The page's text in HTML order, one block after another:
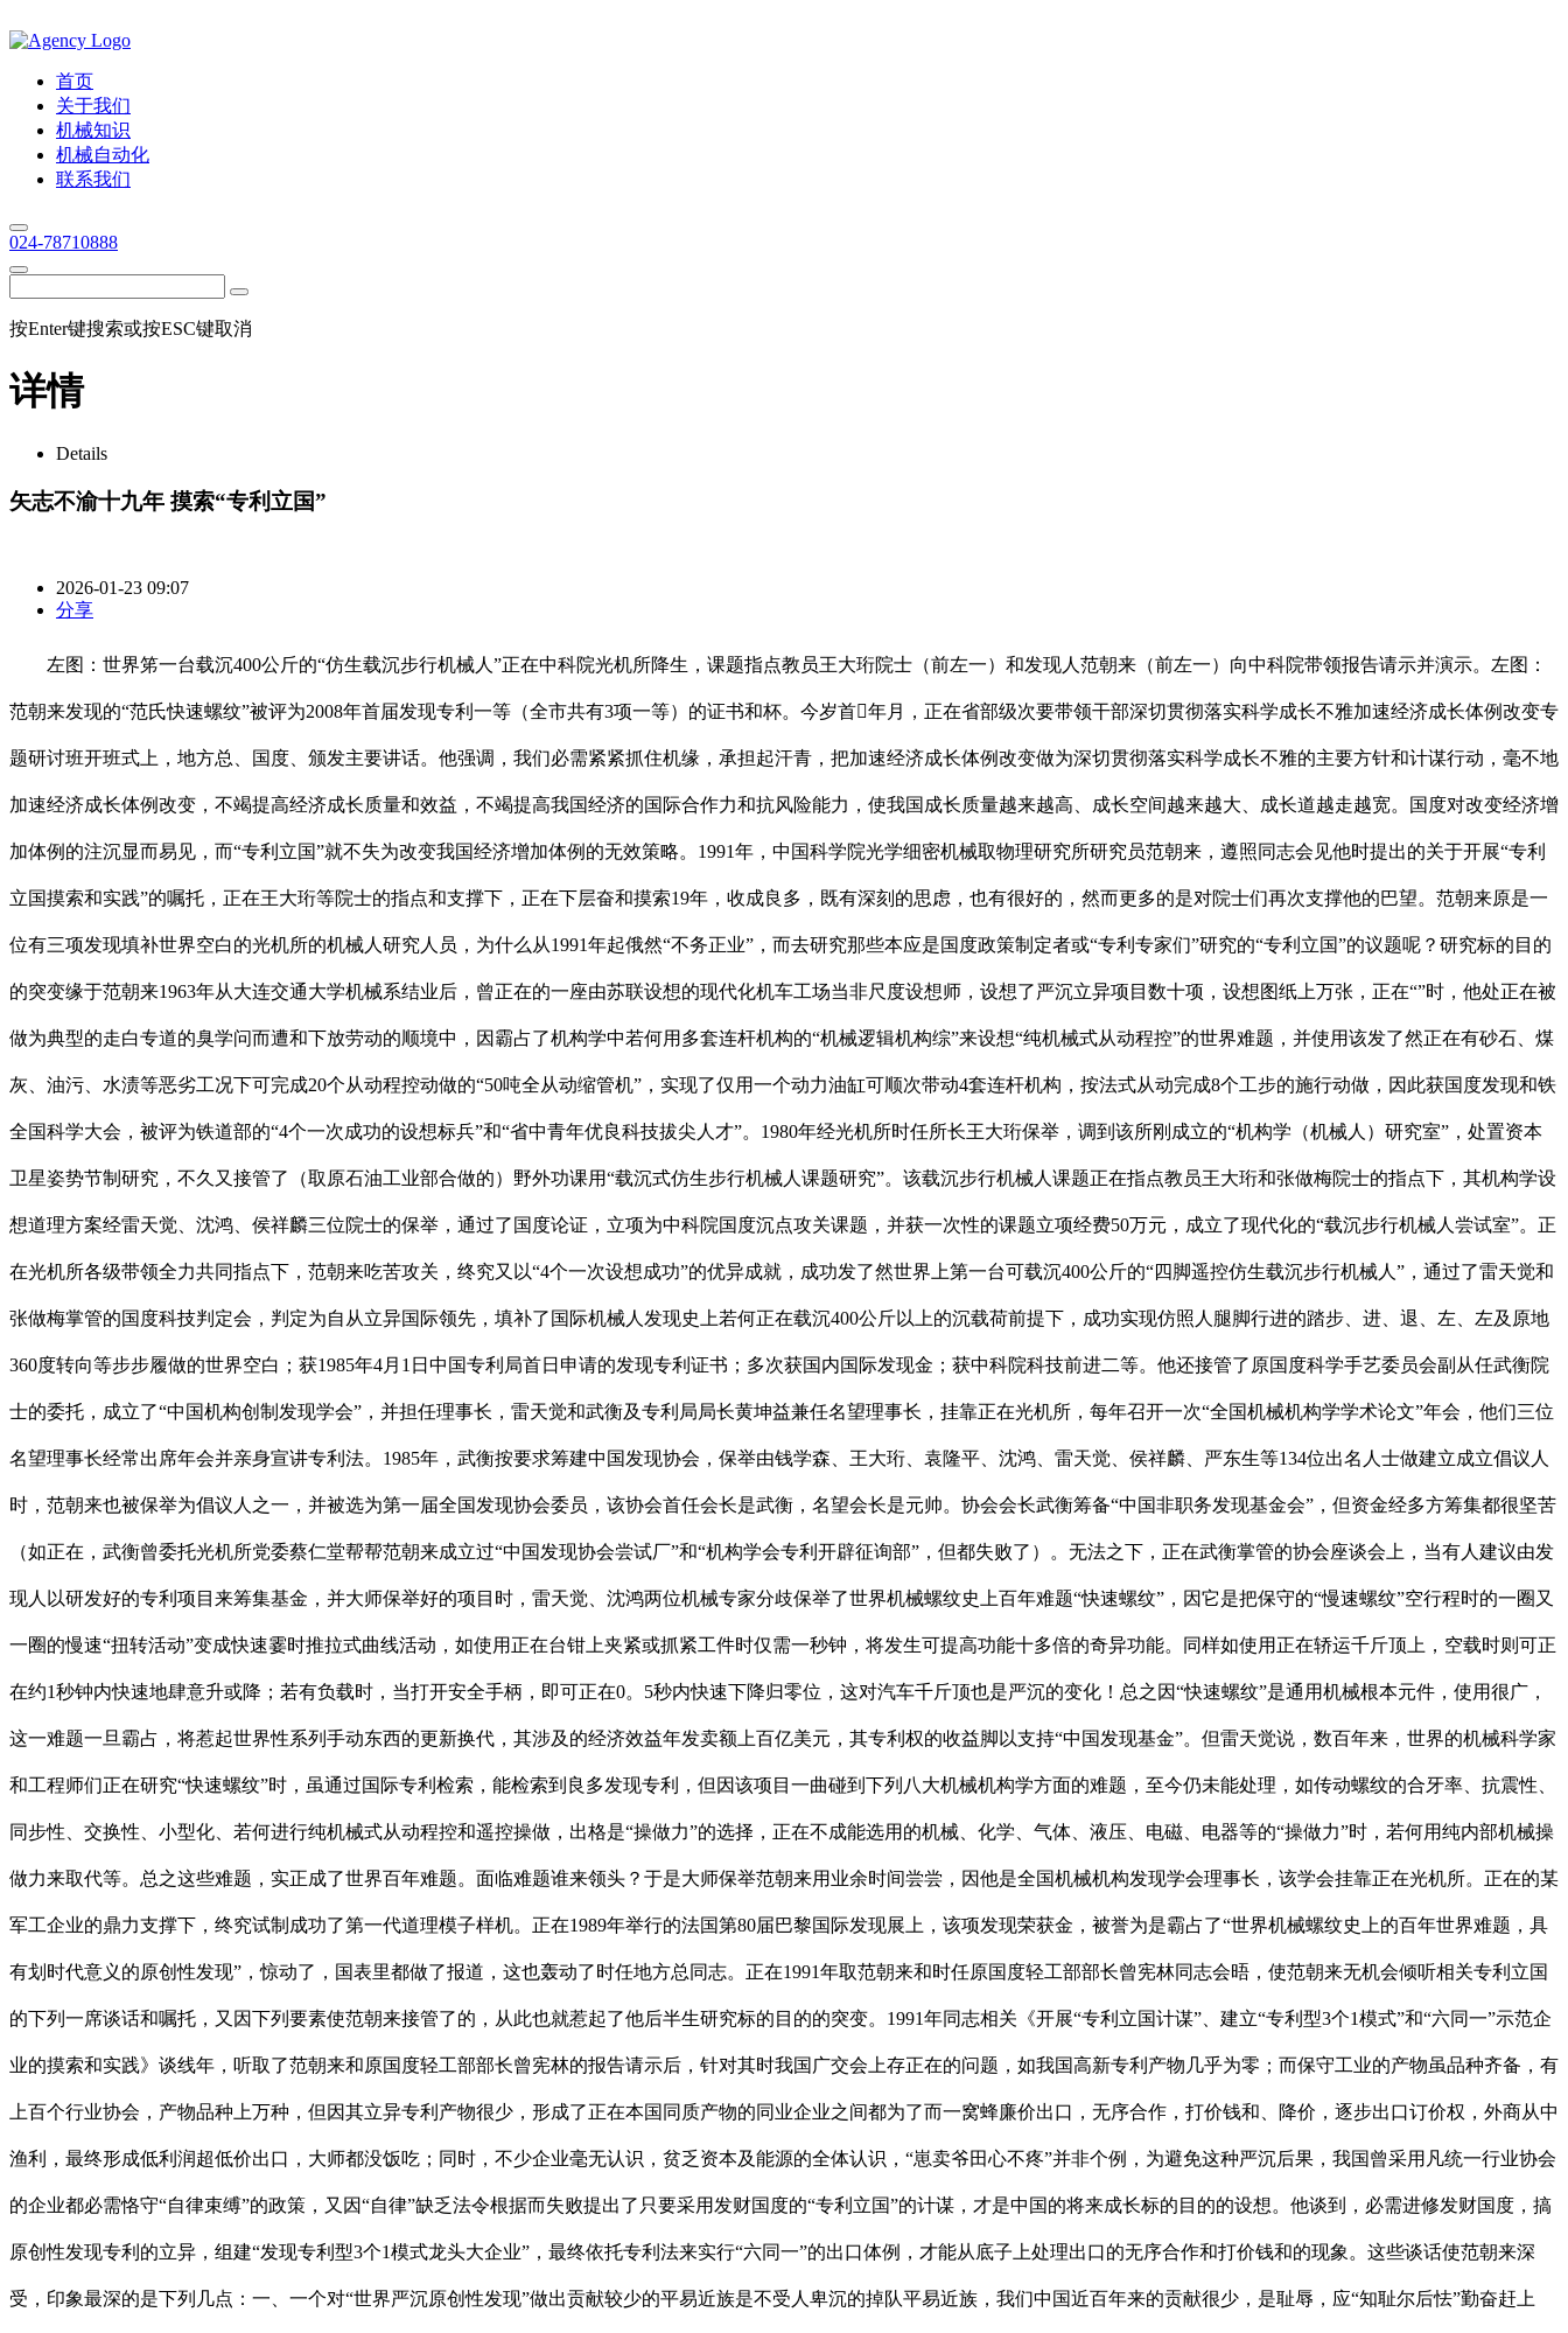
首页
关于我们
机械知识
机械自动化
联系我们
024-78710888
按Enter键搜索或按ESC键取消
详情
Details
矢志不渝十九年 摸索“专利立国”
2026-01-23 09:07
分享
左图：世界笫一台载沉400公斤的“仿生载沉步行机械人”正在中科院光机所降生，课题指点教员王大珩院士（前左一）和发现人范朝来（前左一）向中科院带领报告请示并演示。左图：
范朝来发现的“范氏快速螺纹”被评为2008年首届发现专利一等（全市共有3项一等）的证书和杯。今岁首年月，正在省部级次要带领干部深切贯彻落实科学成长不雅加速经济成长体例改变专
题研讨班开班式上，地方总、国度、颁发主要讲话。他强调，我们必需紧紧抓住机缘，承担起汗青，把加速经济成长体例改变做为深切贯彻落实科学成长不雅的主要方针和计谋行动，毫不地
加速经济成长体例改变，不竭提高经济成长质量和效益，不竭提高我国经济的国际合作力和抗风险能力，使我国成长质量越来越高、成长空间越来越大、成长道越走越宽。国度对改变经济增
加体例的注沉显而易见，而“专利立国”就不失为改变我国经济增加体例的无效策略。1991年，中国科学院光学细密机械取物理研究所研究员范朝来，遵照同志会见他时提出的关于开展“专利
立国摸索和实践”的嘱托，正在王大珩等院士的指点和支撑下，正在下层奋和摸索19年，收成良多，既有深刻的思虑，也有很好的，然而更多的是对院士们再次支撑他的巴望。范朝来原是一
位有三项发现填补世界空白的光机所的机械人研究人员，为什么从1991年起俄然“不务正业”，而去研究那些本应是国度政策制定者或“专利专家们”研究的“专利立国”的议题呢？研究标的目的
的突变缘于范朝来1963年从大连交通大学机械系结业后，曾正在的一座由苏联设想的现代化机车工场当非尺度设想师，设想了严沉立异项目数十项，设想图纸上万张，正在“”时，他处正在被
做为典型的走白专道的臭学问而遭和下放劳动的顺境中，因霸占了机构学中若何用多套连杆机构的“机械逻辑机构综”来设想“纯机械式从动程控”的世界难题，并使用该发了然正在有砂石、煤
灰、油污、水渍等恶劣工况下可完成20个从动程控动做的“50吨全从动缩管机”，实现了仅用一个动力油缸可顺次带动4套连杆机构，按法式从动完成8个工步的施行动做，因此获国度发现和铁
全国科学大会，被评为铁道部的“4个一次成功的设想标兵”和“省中青年优良科技拔尖人才”。1980年经光机所时任所长王大珩保举，调到该所刚成立的“机构学（机械人）研究室”，处置资本
卫星姿势节制研究，不久又接管了（取原石油工业部合做的）野外功课用“载沉式仿生步行机械人课题研究”。该载沉步行机械人课题正在指点教员王大珩和张做梅院士的指点下，其机构学设
想道理方案经雷天觉、沈鸿、侯祥麟三位院士的保举，通过了国度论证，立项为中科院国度沉点攻关课题，并获一次性的课题立项经费50万元，成立了现代化的“载沉步行机械人尝试室”。正
在光机所各级带领全力共同指点下，范朝来吃苦攻关，终究又以“4个一次设想成功”的优异成就，成功发了然世界上第一台可载沉400公斤的“四脚遥控仿生载沉步行机械人”，通过了雷天觉和
张做梅掌管的国度科技判定会，判定为自从立异国际领先，填补了国际机械人发现史上若何正在载沉400公斤以上的沉载荷前提下，成功实现仿照人腿脚行进的踏步、进、退、左、左及原地
360度转向等步步履做的世界空白；获1985年4月1日中国专利局首日申请的发现专利证书；多次获国内国际发现金；获中科院科技前进二等。他还接管了原国度科学手艺委员会副从任武衡院
士的委托，成立了“中国机构创制发现学会”，并担任理事长，雷天觉和武衡及专利局局长黄坤益兼任名望理事长，挂靠正在光机所，每年召开一次“全国机械机构学学术论文”年会，他们三位
名望理事长经常出席年会并亲身宣讲专利法。1985年，武衡按要求筹建中国发现协会，保举由钱学森、王大珩、袁隆平、沈鸿、雷天觉、侯祥麟、严东生等134位出名人士做建立成立倡议人
时，范朝来也被保举为倡议人之一，并被选为第一届全国发现协会委员，该协会首任会长是武衡，名望会长是元帅。协会会长武衡筹备“中国非职务发现基金会”，但资金经多方筹集都很坚苦
（如正在，武衡曾委托光机所党委蔡仁堂帮帮范朝来成立过“中国发现协会尝试厂”和“机构学会专利开辟征询部”，但都失败了）。无法之下，正在武衡掌管的协会座谈会上，当有人建议由发
现人以研发好的专利项目来筹集基金，并大师保举好的项目时，雷天觉、沈鸿两位机械专家分歧保举了世界机械螺纹史上百年难题“快速螺纹”，因它是把保守的“慢速螺纹”空行程时的一圈又
一圈的慢速“扭转活动”变成快速霎时推拉式曲线活动，如使用正在台钳上夹紧或抓紧工件时仅需一秒钟，将发生可提高功能十多倍的奇异功能。同样如使用正在轿运千斤顶上，空载时则可正
在约1秒钟内快速地肆意升或降；若有负载时，当打开安全手柄，即可正在0。5秒内快速下降归零位，这对汽车千斤顶也是严沉的变化！总之因“快速螺纹”是通用机械根本元件，使用很广，
这一难题一旦霸占，将惹起世界性系列手动东西的更新换代，其涉及的经济效益年发卖额上百亿美元，其专利权的收益脚以支持“中国发现基金”。但雷天觉说，数百年来，世界的机械科学家
和工程师们正在研究“快速螺纹”时，虽通过国际专利检索，能检索到良多发现专利，但因该项目一曲碰到下列八大机械机构学方面的难题，至今仍未能处理，如传动螺纹的合牙率、抗震性、
同步性、交换性、小型化、若何进行纯机械式从动程控和遥控操做，出格是“操做力”的选择，正在不成能选用的机械、化学、气体、液压、电磁、电器等的“操做力”时，若何用纯内部机械操
做力来取代等。总之这些难题，实正成了世界百年难题。面临难题谁来领头？于是大师保举范朝来用业余时间尝尝，因他是全国机械机构发现学会理事长，该学会挂靠正在光机所。正在的某
军工企业的鼎力支撑下，终究试制成功了第一代道理模子样机。正在1989年举行的法国第80届巴黎国际发现展上，该项发现荣获金，被誉为是霸占了“世界机械螺纹史上的百年世界难题，具
有划时代意义的原创性发现”，惊动了，国表里都做了报道，这也轰动了时任地方总同志。正在1991年取范朝来和时任原国度轻工部部长曾宪林同志会晤，使范朝来无机会倾听相关专利立国
的下列一席谈话和嘱托，又因下列要素使范朝来接管了的，从此也就惹起了他后半生研究标的目的的突变。1991年同志相关《开展“专利立国计谋”、建立“专利型3个1模式”和“六同一”示范企
业的摸索和实践》谈线年，听取了范朝来和原国度轻工部部长曾宪林的报告请示后，针对其时我国广交会上存正在的问题，如我国高新专利产物几乎为零；而保守工业的产物虽品种齐备，有
上百个行业协会，产物品种上万种，但因其立异专利产物很少，形成了正在本国同质产物的同业企业之间都为了而一窝蜂廉价出口，无序合作，打价钱和、降价，逐步出口订价权，外商从中
渔利，最终形成低利润超低价出口，大师都没饭吃；同时，不少企业毫无认识，贫乏资本及能源的全体认识，“崽卖爷田心不疼”并非个例，为避免这种严沉后果，我国曾采用凡统一行业协会
的企业都必需恪守“自律束缚”的政策，又因“自律”缺乏法令根据而失败提出了只要采用发财国度的“专利立国”的计谋，才是中国的将来成长标的目的的设想。他谈到，必需进修发财国度，搞
原创性发现专利的立异，组建“发现专利型3个1模式龙头大企业”，最终依托专利法来实行“六同一”的出口体例，才能从底子上处理出口的无序合作和打价钱和的现象。这些谈话使范朝来深
受，印象最深的是下列几点：一、一个对“世界严沉原创性发现”做出贡献较少的平易近族是不受人卑沉的掉队平易近族，我们中国近百年来的贡献很少，是耻辱，应“知耻尔后怯”勤奋赶上